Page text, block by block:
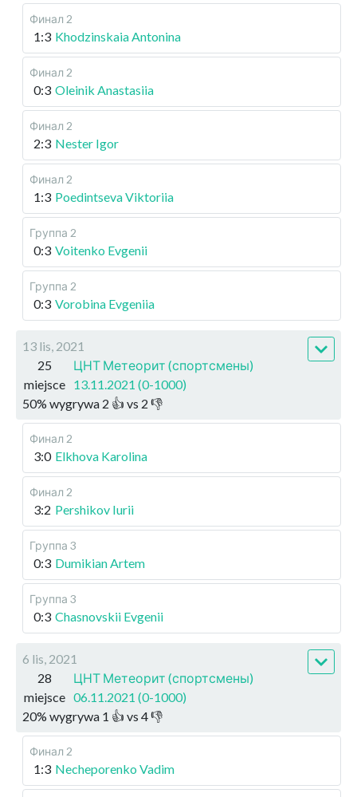
Финал 2
1:3 Khodzinskaia Antonina
Финал 2
0:3 Oleinik Anastasiia
Финал 2
2:3 Nester Igor
Финал 2
1:3 Poedintseva Viktoriia
Группа 2
0:3 Voitenko Evgenii
Группа 2
0:3 Vorobina Evgeniia
13 lis, 2021
25
miejsce
ЦНТ Метеорит (спортсмены)
13.11.2021 (0-1000)
50% wygrywa 2 👍 vs 2 👎
Финал 2
3:0 Elkhova Karolina
Финал 2
3:2 Pershikov Iurii
Группа 3
0:3 Dumikian Artem
Группа 3
0:3 Chasnovskii Evgenii
6 lis, 2021
28
miejsce
ЦНТ Метеорит (спортсмены)
06.11.2021 (0-1000)
20% wygrywa 1 👍 vs 4👎
Финал 2
1:3 Necheporenko Vadim